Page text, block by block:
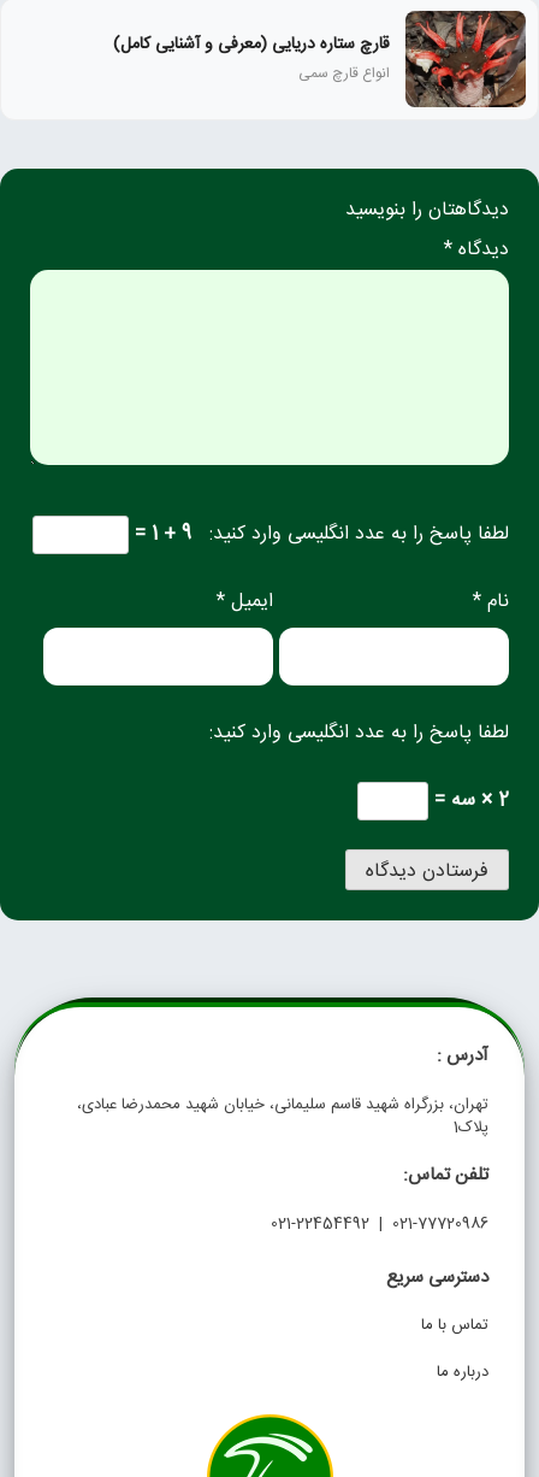
قارچ ستاره دریایی (معرفی و آشنایی کامل)
انواع قارچ سمی
دیدگاهتان را بنویسید
دیدگاه *
لطفا پاسخ را به عدد انگلیسی وارد کنید: 9 + 1 =
نام * ایمیل *
لطفا پاسخ را به عدد انگلیسی وارد کنید:
2 × سه =
آدرس :
تهران، بزرگراه شهید قاسم سلیمانی، خیابان شهید محمدرضا عبادی،
پلاک1
تلفن تماس:
021-77720986 | 021-22454492
دسترسی سریع
تماس با ما
درباره ما